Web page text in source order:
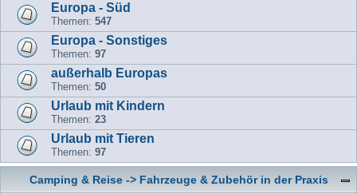
Europa - Süd
Themen: 547
Europa - Sonstiges
Themen: 97
außerhalb Europas
Themen: 50
Urlaub mit Kindern
Themen: 23
Urlaub mit Tieren
Themen: 97
Camping & Reise -> Fahrzeuge & Zubehör in der Praxis